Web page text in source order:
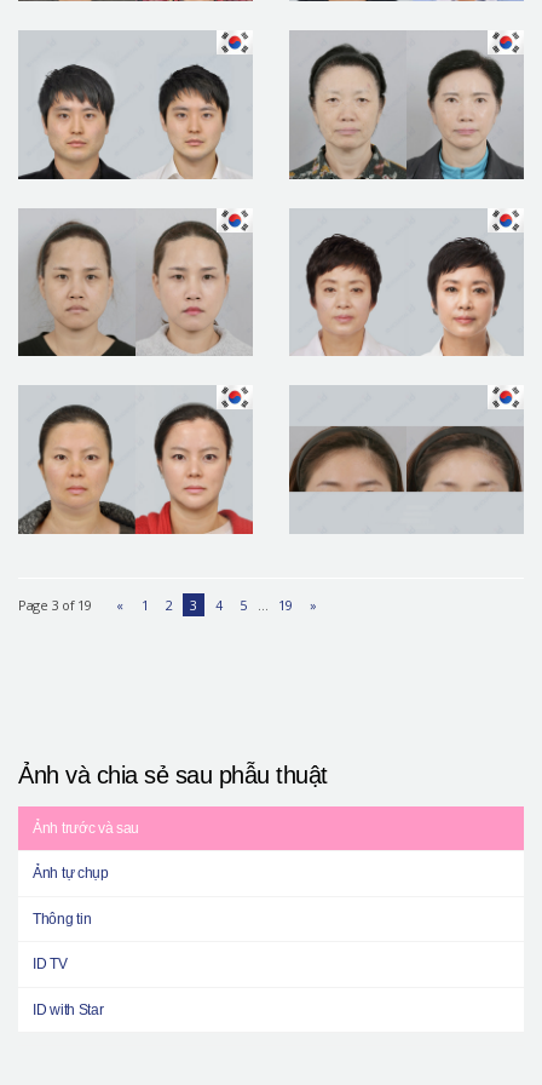
Page 3 of 19 « 1 2 3 4 5 19 »
Ảnh và chia sẻ sau phẫu thuật
Ảnh trước và sau
Ảnh tự chụp
Thông tin
ID TV
ID with Star